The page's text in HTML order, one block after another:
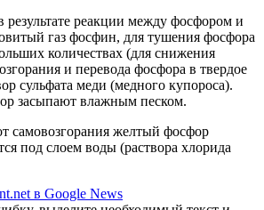
результате реакции между фосфором и
газ фосфин, для тушения фосфора
количествах (для снижения
и перевода фосфора в твердое
сульфата меди (медного купороса).
засыпают влажным песком.
самовозгорания желтый фосфор
под слоем воды (раствора хлорида
в Google News